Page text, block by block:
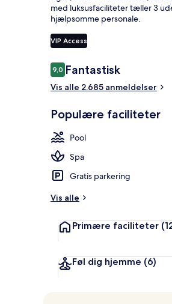
med luksusfaciliteter tæller 3
hjælpsomme personale.
VIP Access
Anmeldelser
9,09,0 ud af 10.
Fantastisk
Vis alle 2.685 anmeldelser
Populære faciliteter
Pool
Spa
Gratis parkering
Vis alle
Primære faciliteter
Føl dig hjemme (6)